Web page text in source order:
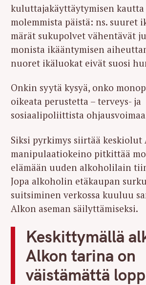
kuluttajakäyttäytymisen
molemmista päistä: ns. suuret
märät sukupolvet vähentävät
monista ikääntymisen
nuoret ikäluokat eivät suosi
Onkin syytä kysyä, onko
oikeata perustetta – terveys- ja
sosiaalipoliittista
Siksi pyrkimys siirtää
manipulaatiokeino pitkittää
elämään uuden alkoholilain
Jopa alkoholin etäkaupan
suitsiminen verkossa kuuluu
Alkon aseman säilyttämiseksi.
Keskittymällä
Alkon tarina on
väistämättä